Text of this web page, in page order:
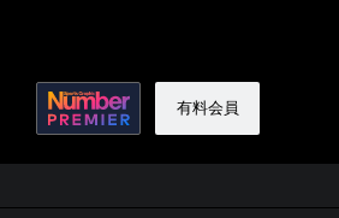
有料会員